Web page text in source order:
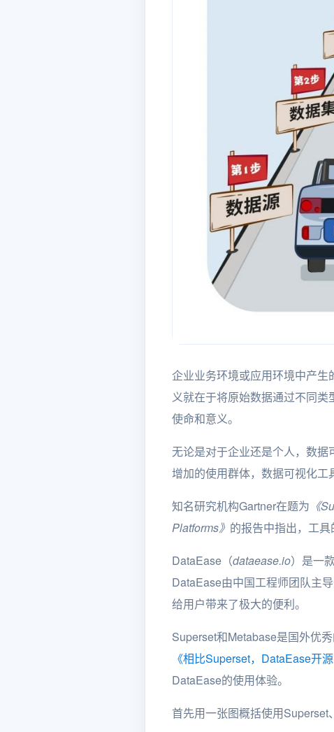
企业业务环境或应用环境中产
义就在于将原始数据通过不同
使命和意义。
无论是对于企业还是个人，数
增加的使用群体，数据可视化工
知名研究机构Gartner在题为 《
Platforms》 的报告中指出，工具
DataEase（dataease.io）是一
DataEase由中国工程师团队主
给用户带来了极大的便利。
Superset和Metabase是国外优
《相比Superset，DataEase开
DataEase的使用体验。
首先用一张图概括使用Superset